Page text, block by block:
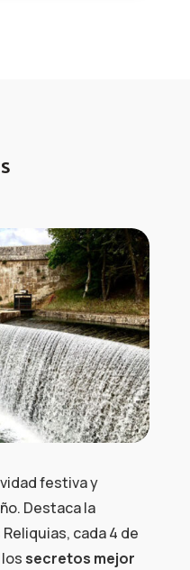
festiva y
Destaca la
cada 4 de
secretos mejor